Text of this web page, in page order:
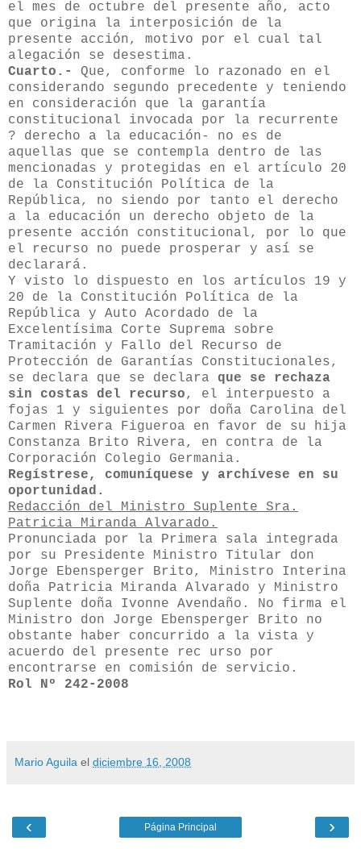
el mes de octubre del presente año, acto
que origina la interposición de la
presente acción, motivo por el cual tal
alegación se desestima.
Cuarto.- Que, conforme lo razonado en el
considerando segundo precedente y teniendo
en consideración que la garantía
constitucional invocada por la recurrente
? derecho a la educación- no es de
aquellas que se contempla dentro de las
mencionadas y protegidas en el artículo 20
de la Constitución Política de la
República, no siendo por tanto el derecho
a la educación un derecho objeto de la
presente acción constitucional, por lo que
el recurso no puede prosperar y así se
declarará.
Y visto lo dispuesto en los artículos 19 y
20 de la Constitución Política de la
República y Auto Acordado de la
Excelentísima Corte Suprema sobre
Tramitación y Fallo del Recurso de
Protección de Garantías Constitucionales,
se declara que se declara que se rechaza
sin costas del recurso, el interpuesto a
fojas 1 y siguientes por doña Carolina del
Carmen Rivera Figueroa en favor de su hija
Constanza Brito Rivera, en contra de la
Corporación Colegio Germania.
Regístrese, comuníquese y archívese
en su
oportunidad.
Redacción del Ministro Suplente Sra.
Patricia Miranda Alvarado.
Pronunciada por la Primera sala integrada
por su Presidente Ministro Titular don
Jorge Ebensperger Brito, Ministro Interina
doña Patricia Miranda Alvarado y Ministro
Suplente doña Ivonne Avendaño. No firma el
Ministro don Jorge Ebensperger Brito no
obstante haber concurrido a la vista y
acuerdo del presente rec urso por
encontrarse en comisión de servicio.
Rol Nº 242-2008
Mario Aguila el diciembre 16, 2008
‹ ›
Página Principal